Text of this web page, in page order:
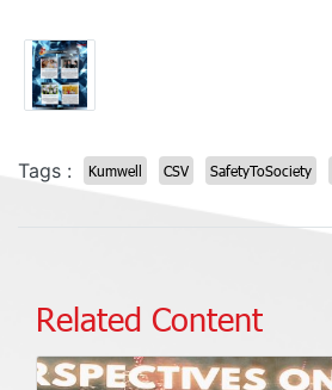
Tags : Kumwell CSV SafetyToSociety
Related Content